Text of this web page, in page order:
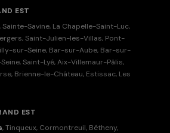
EST
, Sainte-Savine, La Chapelle-Saint-Luc,
Saint-Julien-les-Villas, Pont-
sur-Seine, Bar-sur-Aube, Bar-sur-
Saint-Lyé, Aix-Villemaur-Pâlis,
Brienne-le-Château, Estissac, Les
EST
, Tinqueux, Cormontreuil, Bétheny,